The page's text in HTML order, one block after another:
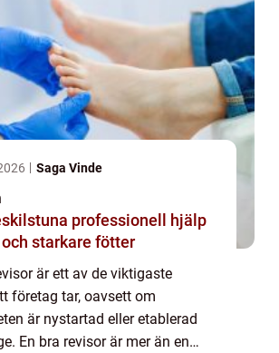
Saga Vinde
hjälp
starkare fötter
är ett av de viktigaste
företag tar, oavsett om
är nystartad eller etablerad
En bra revisor är mer än en